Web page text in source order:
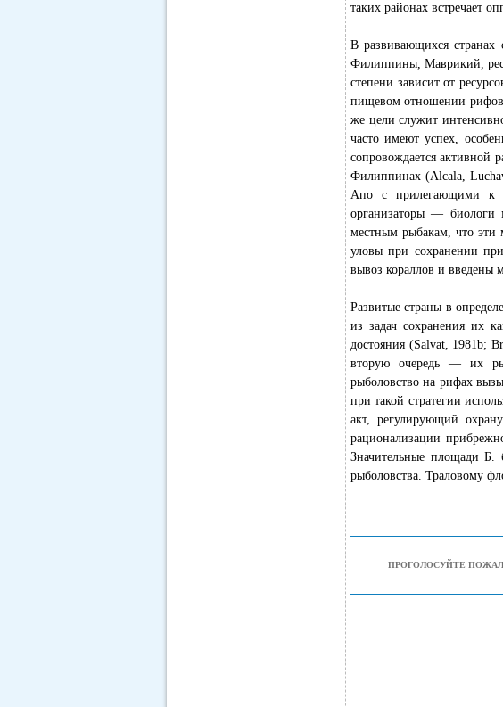
таких районах встречает
В развивающихся странах
Филиппины, Маврикий,
степени зависит от
пищевом отношении
же цели служит
часто имеют успех,
сопровождается активной
Филиппинах (Alcala,
Апо с прилегающими к
организаторы — биологи
местным рыбакам, что эти
уловы при сохранении
вывоз кораллов и введены
Развитые страны в
из задач сохранения их
достояния (Salvat, 1981b;
вторую очередь — их
рыболовство на рифах
при такой стратегии
акт, регулирующий
рационализации
Значительные площади Б.
рыболовства. Траловому
ПРОГОЛОСУЙТЕ